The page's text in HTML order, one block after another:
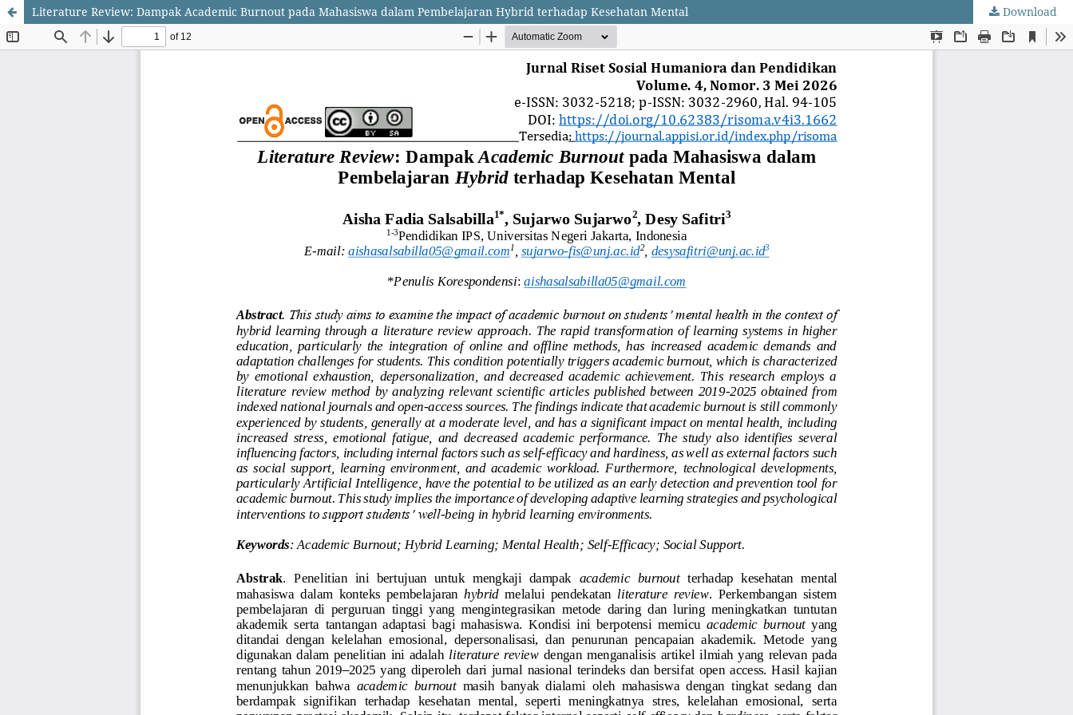
Literature Review: Dampak Academic Burnout pada Mahasiswa dalam Pembelajaran Hybrid terhadap Kesehatan Mental Download